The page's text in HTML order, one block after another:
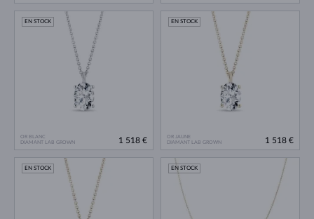
OR BLANC
DIAMANT LAB GROWN
EN STOCK
1 518 €
OR JAUNE
DIAMANT LAB GROWN
EN STOCK
1 518 €
EN STOCK EN STOCK